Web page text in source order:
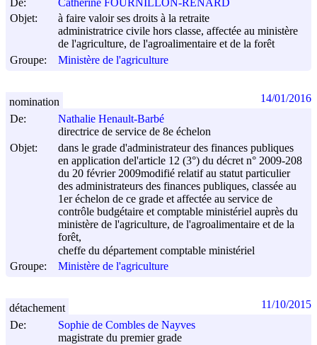
De:
Catherine FOURNILLON-RENARD
Objet:
à faire valoir ses droits à la retraite
administratrice civile hors classe, affectée au ministère
de l'agriculture, de l'agroalimentaire et de la forêt
Groupe:
Ministère de l'agriculture
De:
Nathalie Henault-Barbé
directrice de service de 8e échelon
Objet:
dans le grade d'administrateur des finances publiques
en application del'article 12 (3°) du décret n° 2009-208
du 20 février 2009modifié relatif au statut particulier
des administrateurs des finances publiques, classée au
1er échelon de ce grade et affectée au service de
contrôle budgétaire et comptable ministériel auprès du
ministère de l'agriculture, de l'agroalimentaire et de la
forêt,
cheffe du département comptable ministériel
Groupe:
Ministère de l'agriculture
nomination 14/01/2016
De:
Sophie de Combles de Nayves
magistrate du premier grade
détachement 11/10/2015